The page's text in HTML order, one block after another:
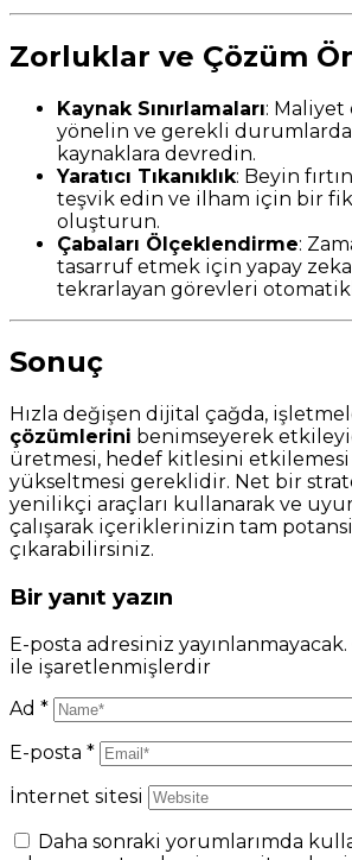
Zorluklar ve Çözüm
Kaynak Sınırlamaları: Maliyet
yönelin ve gerekli durumlarda
kaynaklara devredin.
Yaratıcı Tıkanıklık: Beyin
teşvik edin ve ilham için bir
oluşturun.
Çabaları Ölçeklendirme:
tasarruf etmek için yapay
tekrarlayan görevleri
Sonuç
Hızla değişen dijital çağda,
çözümlerini benimseyerek
üretmesi, hedef kitlesini etkilemesi
yükseltmesi gereklidir. Net bir
yenilikçi araçları kullanarak ve
çalışarak içeriklerinizin tam
çıkarabilirsiniz.
Bir yanıt yazın
E-posta adresiniz yayınlanmayacak.
ile işaretlenmişlerdir
Ad *
E-posta *
İnternet sitesi
Daha sonraki yorumlarımda